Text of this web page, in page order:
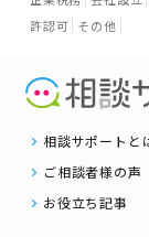
許認可 その他
相談サポートと
ご相談者様の声
お役立ち記事